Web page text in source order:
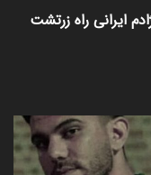
ایرانی راه زرتشت